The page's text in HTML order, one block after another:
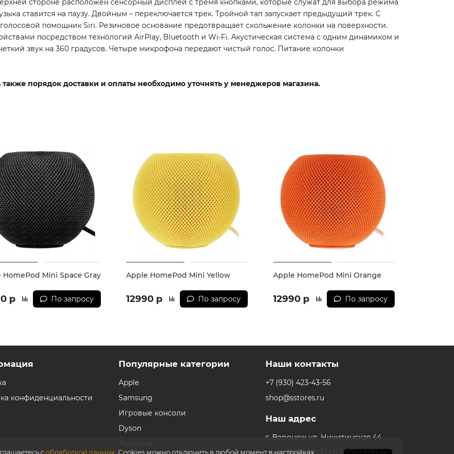
стороне расположен сенсорный дисплей с тремя кнопками, которые служат для выбора режима
ставится на паузу. Двойным – переключается трек. Тройной тап запускает предыдущий трек. С
помощник Siri. Резиновое основание предотвращает скольжение колонки на поверхности.
посредством технологий AirPlay, Bluetooth и Wi-Fi. Акустическая система с одним динамиком и
звук на 360 градусов. Четыре микрофона передают чистый голос. Питание колонки
также порядок доставки и оплаты необходимо уточнять у менеджеров магазина.
HomePod Mini Space Gray
р По запросу
Apple HomePod Mini Yellow
12990 р По запросу
Apple HomePod Mini Orange
12990 р По запросу
собработкой данных . Cookies можно отключить в любой момент в настройках
конфиденциальности
Популярные категории
Apple
Samsung
Игровые консоли
Dyson
Наши контакты
+7 (930) 423-43-56
shop@sstores.ru
Наш адрес
г. Воронеж ул. Никитинская 44